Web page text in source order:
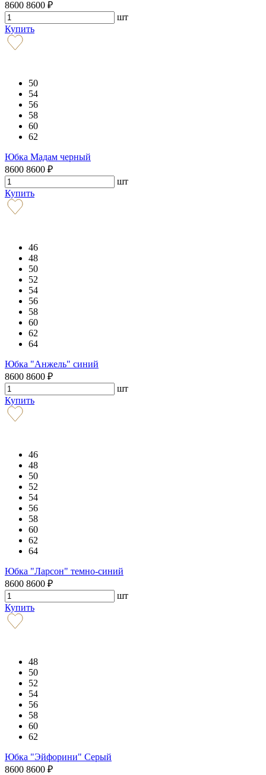
8600 8600 ₽
шт
Купить
50
54
56
58
60
62
Юбка Мадам черный
8600 8600 ₽
шт
Купить
46
48
50
52
54
56
58
60
62
64
Юбка "Анжель" синий
8600 8600 ₽
шт
Купить
46
48
50
52
54
56
58
60
62
64
Юбка "Ларсон" темно-синий
8600 8600 ₽
шт
Купить
48
50
52
54
56
58
60
62
Юбка "Эйфорини" Серый
8600 8600 ₽